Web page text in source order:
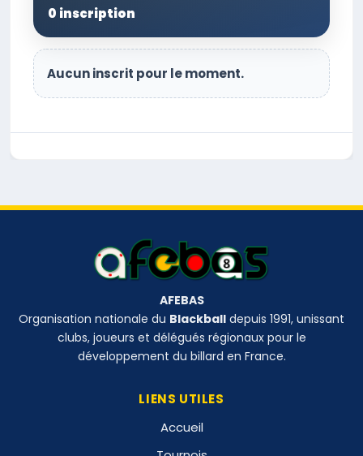
0 inscription
Aucun inscrit pour le moment.
AFEBAS
Organisation nationale du Blackball depuis 1991, unissant
clubs, joueurs et délégués régionaux pour le
développement du billard en France.
LIENS UTILES
Accueil